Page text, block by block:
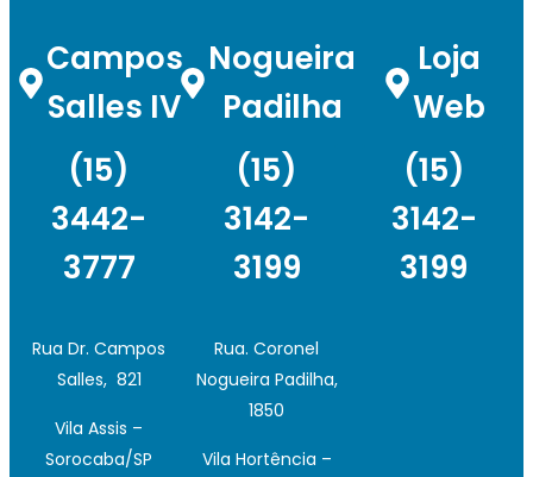
Campos
Salles IV
(15)
3442-
3777
Rua Dr. Campos
Salles, 821
Vila Assis –
Sorocaba/SP
Nogueira
Padilha
(15)
3142-
3199
Rua. Coronel
Nogueira Padilha,
1850
Vila Hortência –
Loja
Web
(15)
3142-
3199